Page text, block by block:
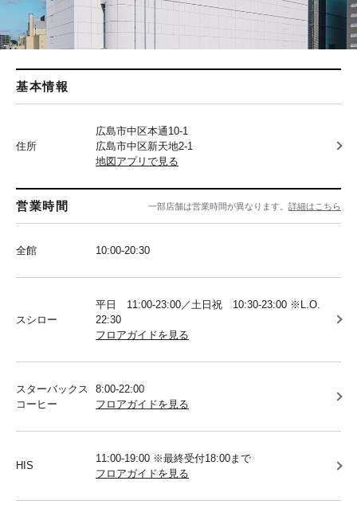
基本情報
住所
広島市中区本通10-1
広島市中区新天地2-1
地図アプリで見る
営業時間 一部店舗は営業時間が異なります。 詳細はこちら
全館 10:00-20:30
スシロー
平日 11:00-23:00／土日祝 10:30-23:00 ※L.O.
22:30
フロアガイドを見る
スターバックス
コーヒー
8:00-22:00
フロアガイドを見る
HIS
11:00-19:00 ※最終受付18:00まで
フロアガイドを見る